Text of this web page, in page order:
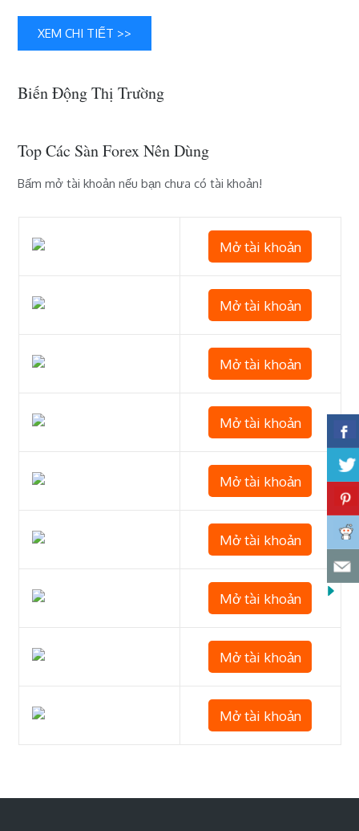
XEM CHI TIẾT >>
Biến Động Thị Trường
Top Các Sàn Forex Nên Dùng
Bấm mở tài khoản nếu bạn chưa có tài khoản!
Mở tài khoản
Mở tài khoản
Mở tài khoản
Mở tài khoản
Mở tài khoản
Mở tài khoản
Mở tài khoản
Mở tài khoản
Mở tài khoản